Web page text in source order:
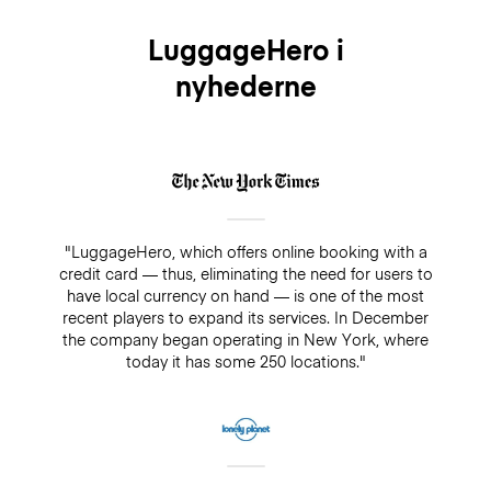
LuggageHero i
nyhederne
"LuggageHero, which offers online booking with a
credit card — thus, eliminating the need for users to
have local currency on hand — is one of the most
recent players to expand its services. In December
the company began operating in New York, where
today it has some 250 locations."